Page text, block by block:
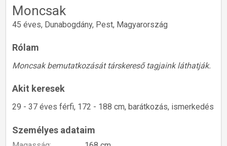
Moncsak
45 éves, Dunabogdány, Pest, Magyarország
Rólam
Moncsak bemutatkozását társkereső tagjaink láthatják.
Akit keresek
29 - 37 éves férfi, 172 - 188 cm, barátkozás, ismerkedés
Személyes adataim